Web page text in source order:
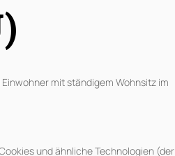
mit ständigem Wohnsitz im
und ähnliche Technologien (der